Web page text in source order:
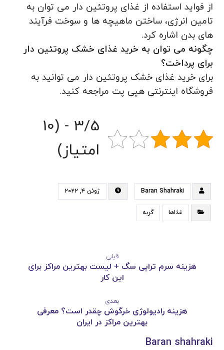
از فواید استفاده از غذای پروتئین دار می توان به
تامین انرژی، ساختن ماهیچه ها و سوخت فرآیند
های بدن اشاره کرد.
چگونه می توان به خرید غذای خشک پروتئین دار
برای پرداخت؟
برای خرید غذای خشک پروتئین دار می توانید به
فروشگاه اینترنتی هپی پت مراجعه کنید.
3/5 - (10
امتیاز)
Baran Shahraki ژوئن ۴, ۲۰۲۲
غذاها گربه
قبلی
هزینه سرم تراپی سگ + لیست بهترین مراکز برای
این کار
بعدی
هزینه رادیولوژی خرگوش چقدر است؟ معرفی
بهترین مراکز در ایران
Baran shahraki